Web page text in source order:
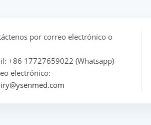
por correo electrónico o
+86 17727659022 (Whatsapp)
electrónico: